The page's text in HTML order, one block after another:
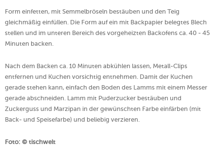
Form einfetten, mit Semmelbröseln bestäuben und den Teig
gleichmäßig einfüllen. Die Form auf ein mit Backpapier belegtes Blech
stellen und im unteren Bereich des vorgeheizten Backofens ca. 40 - 45
Minuten backen.
Nach dem Backen ca. 10 Minuten abkühlen lassen, Metall-Clips
entfernen und Kuchen vorsichtig entnehmen. Damit der Kuchen
gerade stehen kann, einfach den Boden des Lamms mit einem Messer
gerade abschneiden. Lamm mit Puderzucker bestäuben und
Zuckerguss und Marzipan in der gewünschten Farbe einfärben (mit
Back- und Speisefarbe) und beliebig verzieren.
Foto: © tischwelt